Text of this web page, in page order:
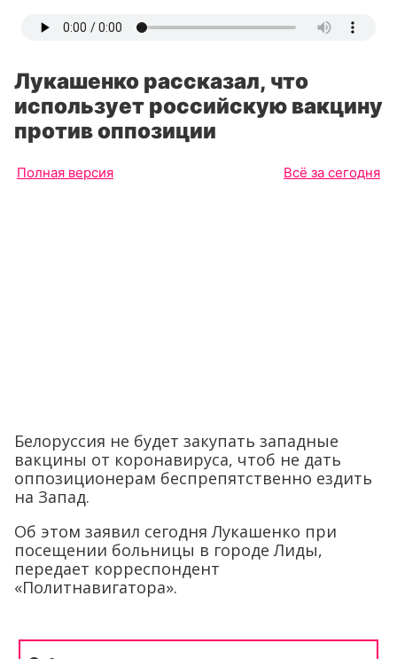
Лукашенко рассказал, что
использует российскую вакцину
против оппозиции
Полная версия Всё за сегодня
Белоруссия не будет закупать западные
вакцины от коронавируса, чтоб не дать
оппозиционерам беспрепятственно ездить
на Запад.
Об этом заявил сегодня Лукашенко при
посещении больницы в городе Лиды,
передает корреспондент
«Политнавигатора».